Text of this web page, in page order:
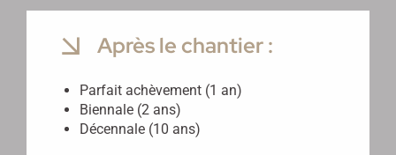
Après le chantier :
Parfait achèvement (1 an)
Biennale (2 ans)
Décennale (10 ans)